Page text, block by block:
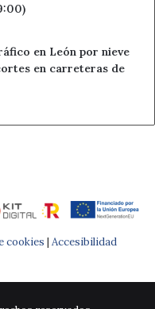
en León por nieve
en carreteras de
cookies | Accesibilidad